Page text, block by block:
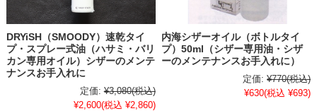
DRYiSH（SMOODY）速乾タイ
プ・スプレー式油（ハサミ・バリ
カン専用オイル）シザーのメンテ
ナンスお手入れに
定価: ¥3,080(税込)
¥2,600(税込 ¥2,860)
内海シザーオイル（ボトルタイ
プ）50ml（シザー専用油・シザ
ーのメンテナンスお手入れに）
定価: ¥770(税込)
¥630(税込 ¥693)